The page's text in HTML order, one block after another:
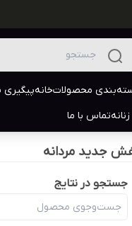
محصولاتخانه
تماس با ما
جدید مردانه
جستجو در نتایج